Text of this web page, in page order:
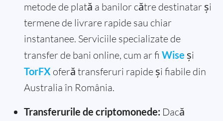
metode de plată a banilor către destinatar și
termene de livrare rapide sau chiar
instantanee. Serviciile specializate de
transfer de bani online, cum ar fi Wise și
TorFX oferă transferuri rapide și fiabile din
Australia în România.
Transferurile de criptomonede: Dacă